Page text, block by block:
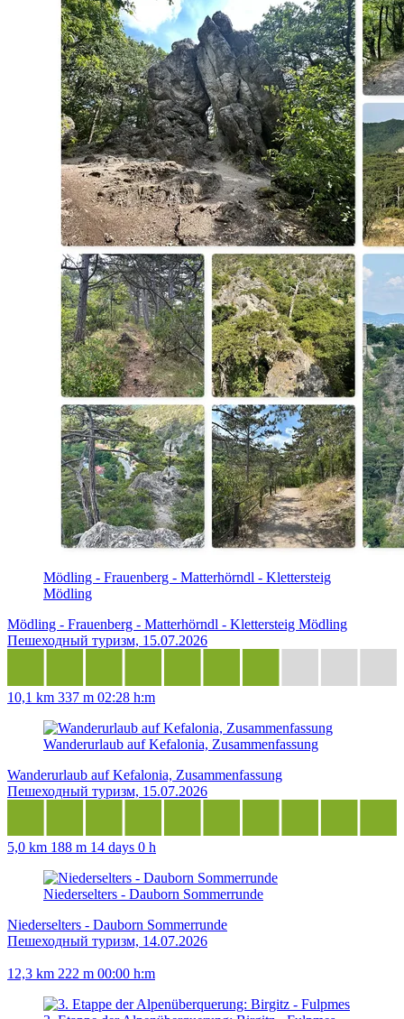
Mödling - Frauenberg - Matterhörndl - Klettersteig
Mödling
Mödling - Frauenberg - Matterhörndl - Klettersteig Mödling
Пешеходный туризм, 15.07.2026
10,1 km 337 m 02:28 h:m
Wanderurlaub auf Kefalonia, Zusammenfassung
Wanderurlaub auf Kefalonia, Zusammenfassung
Пешеходный туризм, 15.07.2026
5,0 km 188 m 14 days 0 h
Niederselters - Dauborn Sommerrunde
Niederselters - Dauborn Sommerrunde
Пешеходный туризм, 14.07.2026
12,3 km 222 m 00:00 h:m